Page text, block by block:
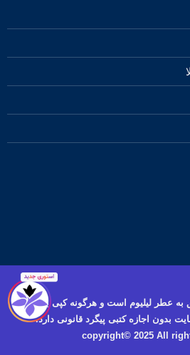
عطر لیلیوم است و هرگونه کپی برداری و
بدون اجازه کتبی پیگرد قانونی دارد.
copyright© 2025 All